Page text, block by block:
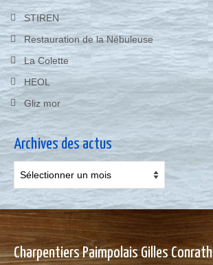
STIREN
Restauration de la Nébuleuse
La Colette
HEOL
Gliz mor
Archives des actus
des
actus
Charpentiers Paimpolais Gilles Conrath